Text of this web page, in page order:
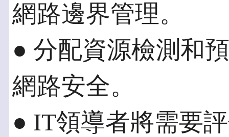
網路邊界管理。
● 分配資源檢測和
網路安全。
● IT領導者將需要